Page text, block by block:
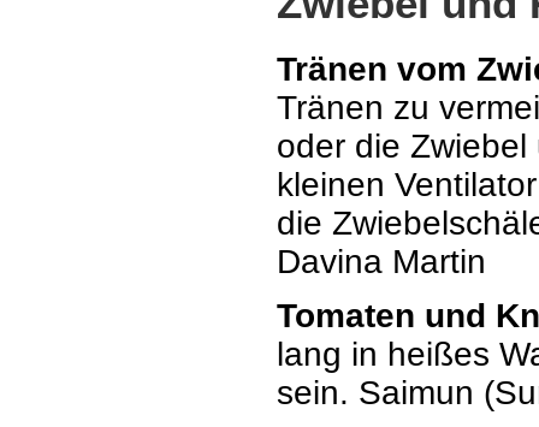
Tränen vom
Tränen zu
oder die
kleinen
die
Davina Martin
Tomaten und
lang in heißes
sein. Saimun